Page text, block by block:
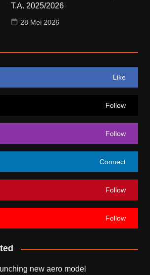
T.A. 2025/2026
28 Mei 2026
Like
Follow
Follow
Connect
Follow
Follow
new aero model